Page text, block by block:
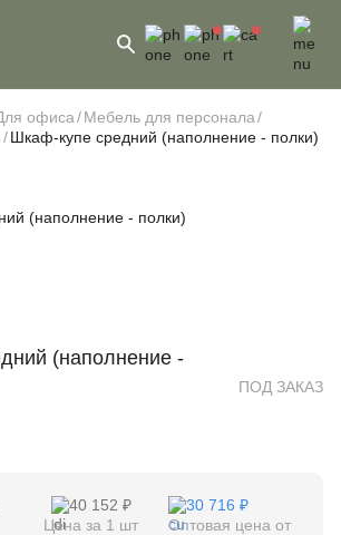
офиса
Мебель для персонала
Шкаф-купе средний (наполнение - полки)
(наполнение -
ПОД ЗАКАЗ
40 152 ₽
Цена за 1 шт
30 716 ₽
Оптовая цена от